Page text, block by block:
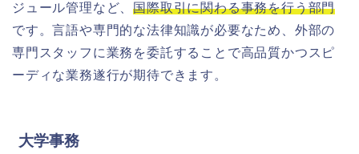
ジュール管理など、国際取引に関わる事務を行う部門
です。言語や専門的な法律知識が必要なため、外部の
専門スタッフに業務を委託することで高品質かつスピ
ーディな業務遂行が期待できます。
大学事務